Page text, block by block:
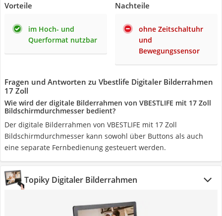
Vorteile
im Hoch- und
Querformat nutzbar
Nachteile
ohne Zeitschaltuhr
und
Bewegungssensor
Fragen und Antworten zu Vbestlife Digitaler Bilderrahmen
17 Zoll
Wie wird der digitale Bilderrahmen von VBESTLIFE mit 17 Zoll
Bildschirmdurchmesser bedient?
Der digitale Bilderrahmen von VBESTLIFE mit 17 Zoll
Bildschirmdurchmesser kann sowohl über Buttons als auch
eine separate Fernbedienung gesteuert werden.
Topiky Digitaler Bilderrahmen